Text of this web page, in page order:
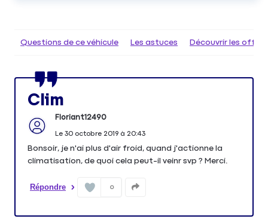
Questions de ce véhicule Les astuces Découvrir les
Clim
Floriant12490
Le 30 octobre 2019à 20:43
Bonsoir, je n'ai plus d'air froid, quand j'actionne la
climatisation, de quoi cela peut-il veinr svp ? Merci.
Répondre 0